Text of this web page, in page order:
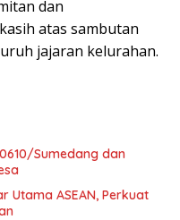
dan
atas sambutan
jajaran kelurahan.
Sumedang dan
Utama ASEAN, Perkuat